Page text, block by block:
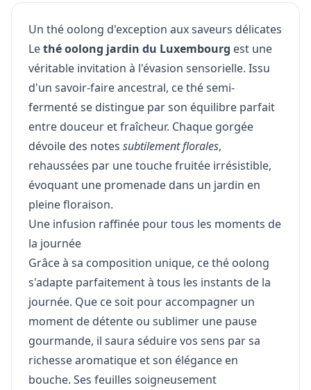
Un thé oolong d'exception aux saveurs délicates
Lethé oolong jardin du Luxembourg est une
véritable invitation à l'évasion sensorielle. Issu
d'un savoir-faire ancestral, ce thé semi-
fermenté se distingue par son équilibre parfait
entre douceur et fraîcheur. Chaque gorgée
dévoile des notes subtilement florales,
rehaussées par une touche fruitée irrésistible,
évoquant une promenade dans un jardin en
pleine floraison.
Une infusion raffinée pour tous les moments de
la journée
Grâce à sa composition unique, ce thé oolong
s'adapte parfaitement à tous les instants de la
journée. Que ce soit pour accompagner un
moment de détente ou sublimer une pause
gourmande, il saura séduire vos sens par sa
richesse aromatique et son élégance en
bouche. Ses feuilles soigneusement